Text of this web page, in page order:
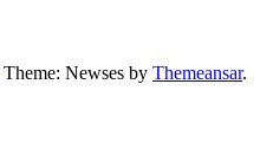
Theme: Newses by Themeansar.